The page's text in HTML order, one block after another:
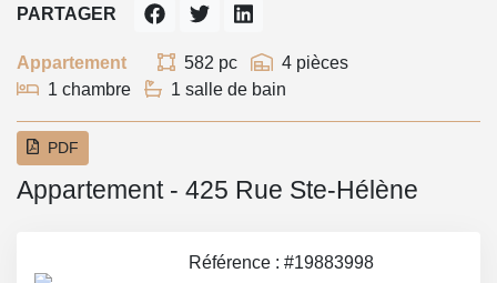
Appartement 582 pc
4 pièces
1 chambre
1 salle de bain
PARTAGER
PDF
Appartement - 425 Rue Ste-Hélène
Référence : #19883998